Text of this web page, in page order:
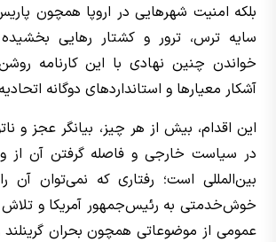
بلکه امنیت شهرهایی در اروپا همچون
سایه ترس، ترور و کشتار رهایی
خواندن چنین نهادی با این کارنامه
آشکار معیارها و استانداردهای دوگانه
این اقدام، بیش از هر چیز، بیانگر عجز و
در سیاست خارجی و فاصله گرفتن آن از
بین‌المللی است؛ رفتاری که نمی‌توان
خوش‌خدمتی به رئیس‌جمهور آمریکا و تلاش
عمومی از موضوعاتی همچون بحران